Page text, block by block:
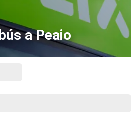
a Peaio